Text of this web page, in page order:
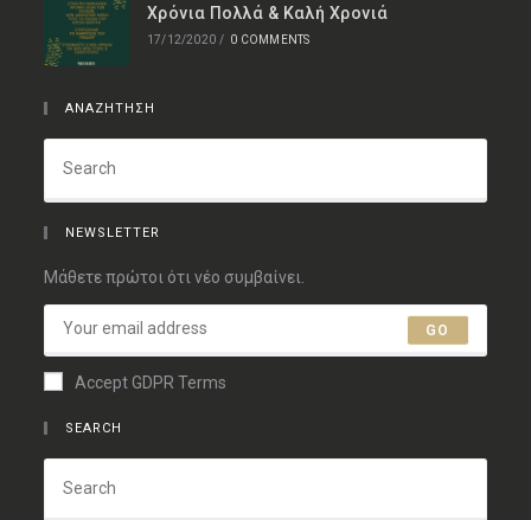
Χρόνια Πολλά & Καλή Χρονιά
17/12/2020 / 0 COMMENTS
ΑΝΑΖΗΤΗΣΗ
NEWSLETTER
Μάθετε πρώτοι ότι νέο συμβαίνει.
GO
Accept GDPR Terms
SEARCH